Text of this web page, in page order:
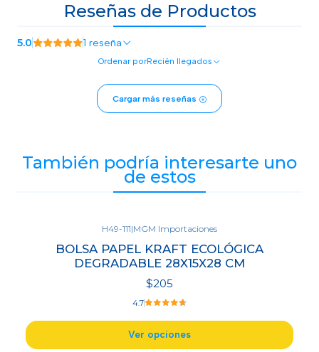
Reseñas de Productos
5.0 1 reseña
Ordenar porRecién llegados
Cargar más reseñas
También podría interesarte uno
de estos
H49-111|MGM Importaciones
BOLSA PAPEL KRAFT ECOLÓGICA
DEGRADABLE 28X15X28 CM
$205
4.7
Ver opciones